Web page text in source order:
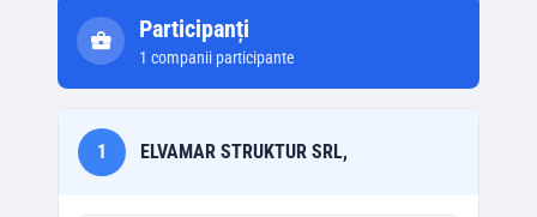
Participanți
1 companii participante
1 ELVAMAR STRUKTUR SRL,